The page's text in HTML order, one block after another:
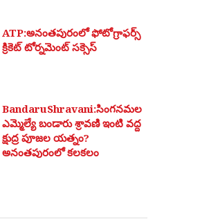
ATP:అనంతపురంలో ఫోటోగ్రాఫర్స్
క్రికెట్ టోర్నమెంట్ సక్సెస్
BandaruShravani:సింగనమల
ఎమ్మెల్యే బండారు శ్రావణి ఇంటి వద్ద
క్షుద్ర పూజల యత్నం?
అనంతపురంలో కలకలం